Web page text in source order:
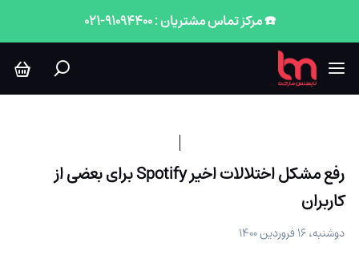
☎️ مرکز تماس مشتریان : 91094400-021
رفع مشکل اختلالات اخیر Spotify برای بعضی از
کاربران
دوشنبه، ۱۶ فروردین ۱۴۰۰